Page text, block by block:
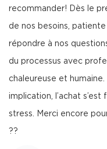
recommander! Dès le
de nos besoins,
répondre à nos
du processus avec
chaleureuse et
implication, l’achat
stress. Merci encore
??